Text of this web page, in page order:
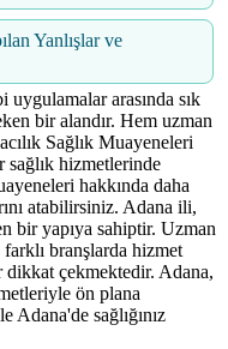
Yanlışlar ve
uygulamalar arasında sık
bir alandır. Hem uzman
Sağlık Muayeneleri
hizmetlerinde
hakkında daha
atabilirsiniz. Adana ili,
bir yapıya sahiptir. Uzman
farklı branşlarda hizmet
dikkat çekmektedir. Adana,
ön plana
Adana'de sağlığınız